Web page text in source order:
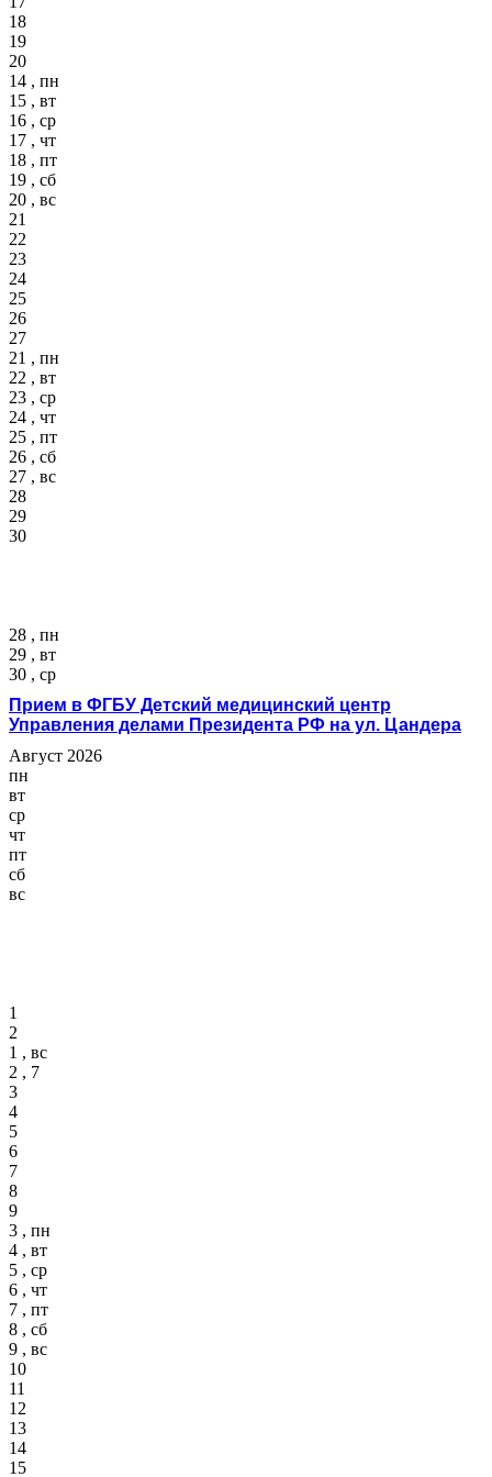
18
19
20
14 , пн
15 , вт
16 , ср
17 , чт
18 , пт
19 , сб
20 , вс
21
22
23
24
25
26
27
21 , пн
22 , вт
23 , ср
24 , чт
25 , пт
26 , сб
27 , вс
28
29
30
28 , пн
29 , вт
30 , ср
Прием в ФГБУ Детский медицинский центр
Управления делами Президента РФ на ул. Цандера
Август 2026
пн
вт
ср
чт
пт
сб
вс
1
2
1 , вс
2 , 7
3
4
5
6
7
8
9
3 , пн
4 , вт
5 , ср
6 , чт
7 , пт
8 , сб
9 , вс
10
11
12
13
14
15